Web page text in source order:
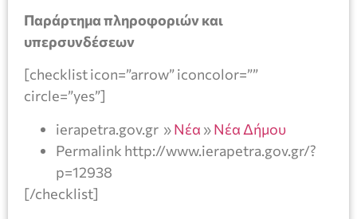
Παράρτημα πληροφοριών και
υπερσυνδέσεων
[checklist icon=”arrow” iconcolor=””
circle=”yes”]
ierapetra.gov.gr »Νέα »Νέα Δήμου
Permalink http://www.ierapetra.gov.gr/?
p=12938
[/checklist]